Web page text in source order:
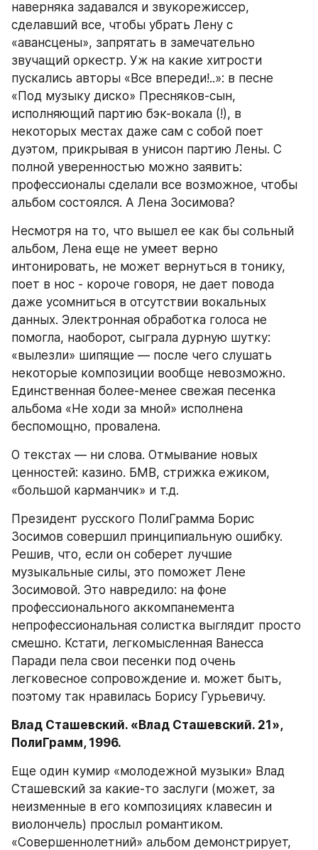
наверняка задавался и звукорежиссер,
сделавший все, чтобы убрать Лену с
«авансцены», запрятать в замечательно
звучащий оркестр. Уж на какие хитрости
пускались авторы «Все впереди!..»: в песне
«Под музыку диско» Пресняков-сын,
исполняющий партию бэк-вокала (!), в
некоторых местах даже сам с собой поет
дуэтом, прикрывая в унисон партию Лены. С
полной уверенностью можно заявить:
профессионалы сделали все возможное, чтобы
альбом состоялся. А Лена Зосимова?
Несмотря на то, что вышел ее как бы сольный
альбом, Лена еще не умеет верно
интонировать, не может вернуться в тонику,
поет в нос - короче говоря, не дает повода
даже усомниться в отсутствии вокальных
данных. Электронная обработка голоса не
помогла, наоборот, сыграла дурную шутку:
«вылезли» шипящие — после чего слушать
некоторые композиции вообще невозможно.
Единственная более-менее свежая песенка
альбома «Не ходи за мной» исполнена
беспомощно, провалена.
О текстах — ни слова. Отмывание новых
ценностей: казино. БМВ, стрижка ежиком,
«большой карманчик» и т.д.
Президент русского ПолиГрамма Борис
Зосимов совершил принципиальную ошибку.
Решив, что, если он соберет лучшие
музыкальные силы, это поможет Лене
Зосимовой. Это навредило: на фоне
профессионального аккомпанемента
непрофессиональная солистка выглядит просто
смешно. Кстати, легкомысленная Ванесса
Паради пела свои песенки под очень
легковесное сопровождение и. может быть,
поэтому так нравилась Борису Гурьевичу.
Влад Сташевский. «Влад Сташевский. 21»,
ПолиГрамм, 1996.
Еще один кумир «молодежной музыки» Влад
Сташевский за какие-то заслуги (может, за
неизменные в его композициях клавесин и
виолончель) прослыл романтиком.
«Совершеннолетний» альбом демонстрирует,